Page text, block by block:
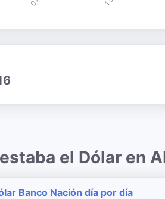
el Dólar en
Banco Nación día por día